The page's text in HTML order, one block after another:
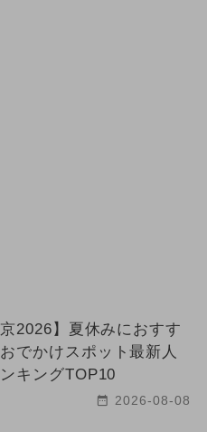
京2026】夏休みにおすす
でかけスポット最新人
キングTOP10
2026-08-08